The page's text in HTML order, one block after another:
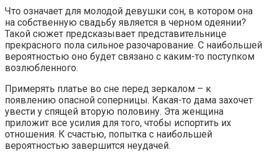
Что означает для молодой девушки сон, в котором она
на собственную свадьбу является в черном одеянии?
Такой сюжет предсказывает представительнице
прекрасного пола сильное разочарование. С наибольшей
вероятностью оно будет связано с каким-то поступком
возлюбленного.
Примерять платье во сне перед зеркалом – к
появлению опасной соперницы. Какая-то дама захочет
увести у спящей вторую половину. Эта женщина
приложит все усилия для того, чтобы испортить их
отношения. К счастью, попытка с наибольшей
вероятностью завершится неудачей.